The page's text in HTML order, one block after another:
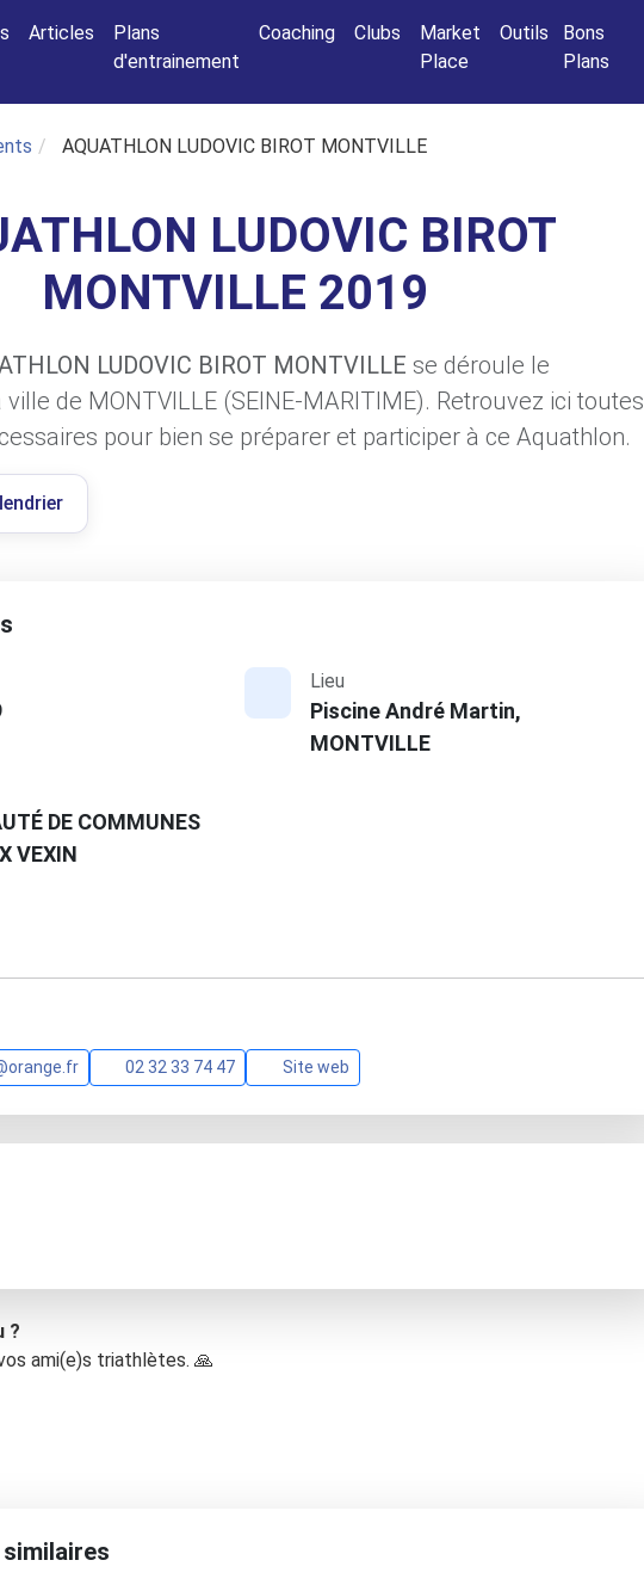
Articles
Plans
d'entrainement
Coaching Clubs
Market
Place
Outils
Bons
Plans
AQUATHLON LUDOVIC BIROT MONTVILLE
LUDOVIC BIROT
MONTVILLE 2019
LUDOVIC BIROT MONTVILLE se déroule le
de MONTVILLE (SEINE-MARITIME). Retrouvez ici toutes
pour bien se préparer et participer à ce Aquathlon.
Lieu
Piscine André Martin,
MONTVILLE
DE COMMUNES
VEXIN
02 32 33 74 47 Site web
?
ami(e)s triathlètes. 🙏
similaires